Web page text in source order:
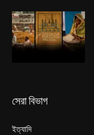
সেরা বিভাগ
ইত্যাদি